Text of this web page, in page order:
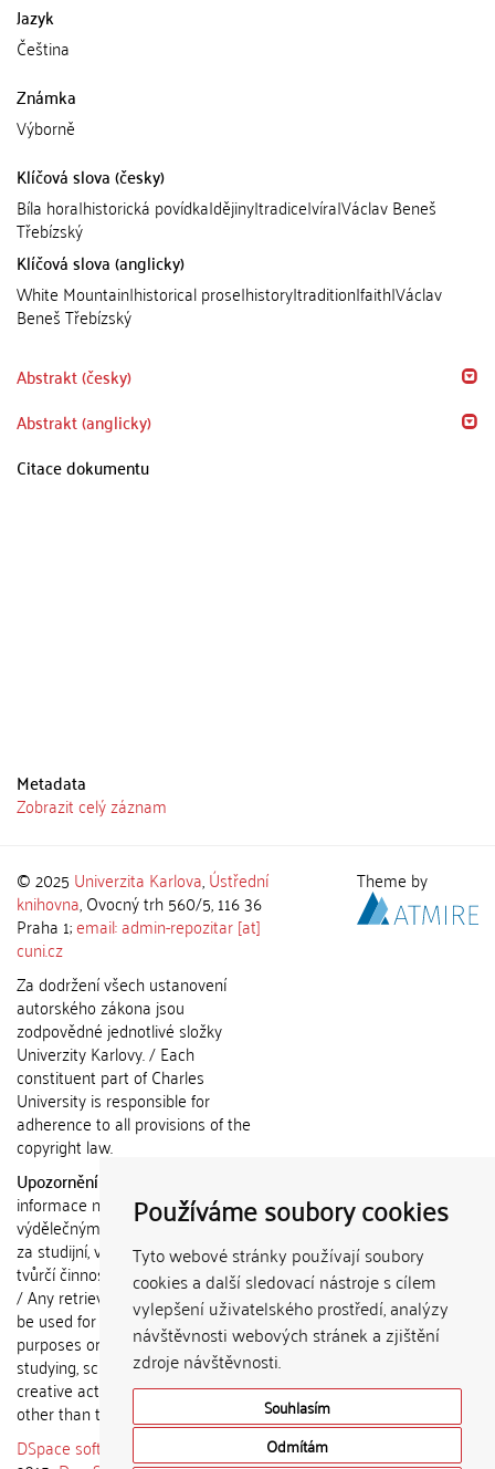
Používáme soubory cookies
Tyto webové stránky používají soubory
cookies a další sledovací nástroje s cílem
vylepšení uživatelského prostředí, analýzy
návštěvnosti webových stránek a zjištění
zdroje návštěvnosti.
Souhlasím
Odmítám
Jazyk
Čeština
Známka
Výborně
Klíčová slova (česky)
Bíla hora|historická povídka|dějiny|tradice|víra|Václav Beneš
Třebízský
Klíčová slova (anglicky)
White Mountain|historical prose|history|tradition|faith|Václav
Beneš Třebízský
Abstrakt (česky)
Abstrakt (anglicky)
Citace dokumentu
Metadata
Zobrazit celý záznam
© 2025 Univerzita Karlova,Ústřední
knihovna, Ovocný trh 560/5, 116 36
Praha 1;email: admin-repozitar [at]
cuni.cz
Za dodržení všech ustanovení
autorského zákona jsou
zodpovědné jednotlivé složky
Univerzity Karlovy. / Each
constituent part of Charles
University is responsible for
adherence to all provisions of the
copyright law.
Upozornění / Notice:
informace nemohou být použity k
výdělečným účelům nebo vydávány
za studijní, vědeckou nebo jinou
tvůrčí činnost jiné osoby než autora.
/ Any retrieved information shall not
be used for any commercial
purposes or claimed as results of
studying, scientific or any other
creative activities of any person
other than the author.
DSpace software
copyright © 2002-
Theme by